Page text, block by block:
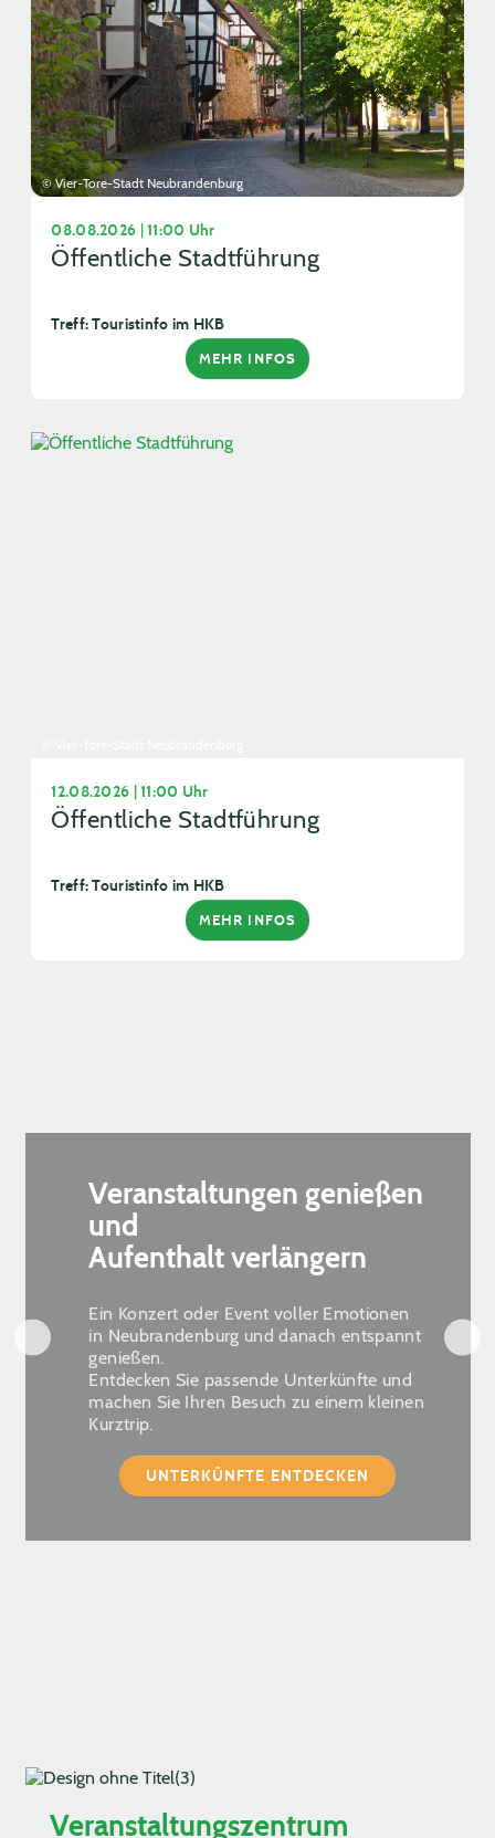
© Vier-Tore-Stadt Neubrandenburg
08.08.2026 | 11:00 Uhr
Öffentliche Stadtführung
Treff: Touristinfo im HKB
MEHR INFOS
12.08.2026 | 11:00 Uhr
Öffentliche Stadtführung
Treff: Touristinfo im HKB
MEHR INFOS
Veranstaltungen genießen
und
Aufenthalt verlängern
Ein Konzert oder Event voller Emotionen
in Neubrandenburg und danach entspannt
genießen.
Entdecken Sie passende Unterkünfte und
machen Sie Ihren Besuch zu einem kleinen
Kurztrip.
UNTERKÜNFTE ENTDECKEN
Veranstaltungszentrum